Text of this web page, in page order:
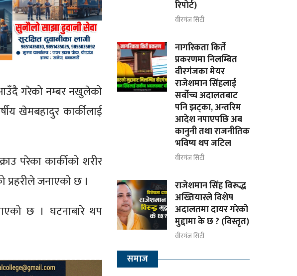
आउँदै गरेको नम्बर नखुलेको
खेमबहादुर कार्कीलाई
परेका कार्कीको शरीर
प्रहरीले जनाएको छ ।
छ । घटनाबारे थप
रिपाेर्ट)
वीरगंज सिटी
नागरिकता किर्ते
प्रकरणमा निलम्बित
वीरगंजका मेयर
राजेशमान सिंहलाई
सर्वोच्च अदालतबाट
पनि झट्का, अन्तरिम
आदेश नपाएपछि अब
कानुनी तथा राजनीतिक
भविष्य थप जटिल
वीरगंज सिटी
राजेशमान सिंह विरूद्ध
अख्तियारले विशेष
अदालतमा दायर गरेको
मुद्दामा के छ ? (विस्तृत)
वीरगंज सिटी
समाज